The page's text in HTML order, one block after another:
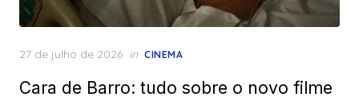
Posted
27 de julho de 2026 in CINEMA
Cara de Barro: tudo sobre o novo filme